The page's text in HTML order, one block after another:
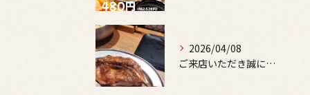
2026/04/08
ご来店いただき誠にありがとうございます。